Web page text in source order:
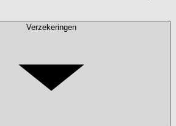
Verzekeringen